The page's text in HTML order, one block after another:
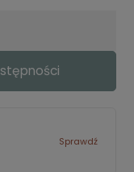
Sprawdź